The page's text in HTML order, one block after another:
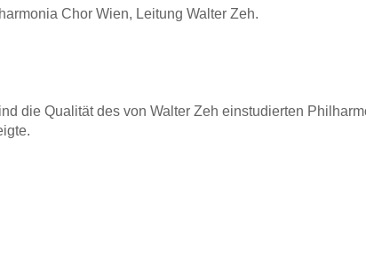
Chor Wien, Leitung Walter Zeh.
die Qualität des von Walter Zeh einstudierten